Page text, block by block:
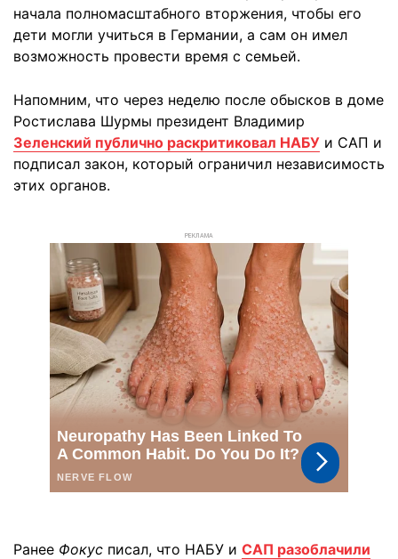
начала полномасштабного вторжения, чтобы его
дети могли учиться в Германии, а сам он имел
возможность провести время с семьей.
Напомним, что через неделю после обысков в доме
Ростислава Шурмы президент Владимир
Зеленский публично раскритиковал НАБУ и САП и
подписал закон, который ограничил независимость
этих органов.
РЕКЛАМА
Ранее Фокус писал, что НАБУ и САП разоблачили